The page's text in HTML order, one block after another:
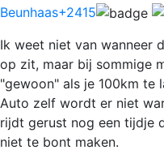
Beunhaas+2415
Ik weet niet van wanneer
op zit, maar bij sommige
"gewoon" als je 100km te
Auto zelf wordt er niet
rijdt gerust nog een tijdje
niet te bont maken.